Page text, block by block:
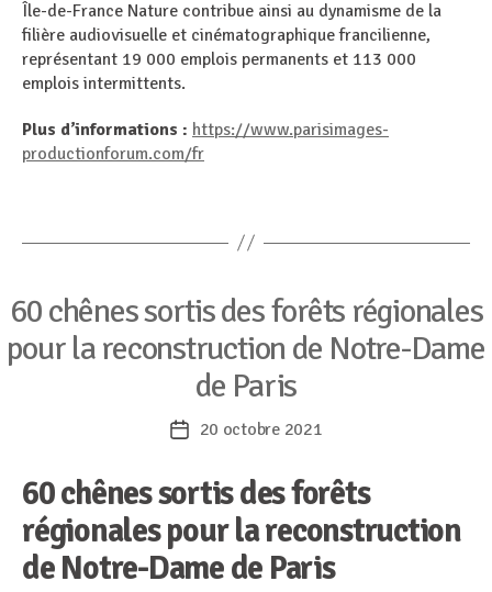
Île-de-France Nature contribue ainsi au dynamisme de la
filière audiovisuelle et cinématographique francilienne,
représentant 19 000 emplois permanents et 113 000
emplois intermittents.
Plus d’informations : https://www.parisimages-
productionforum.com/fr
60 chênes sortis des forêts régionales
pour la reconstruction de Notre-Dame
de Paris
Date
l’article
20 octobre 2021
60 chênes sortis des forêts
régionales pour la reconstruction
de Notre-Dame de Paris